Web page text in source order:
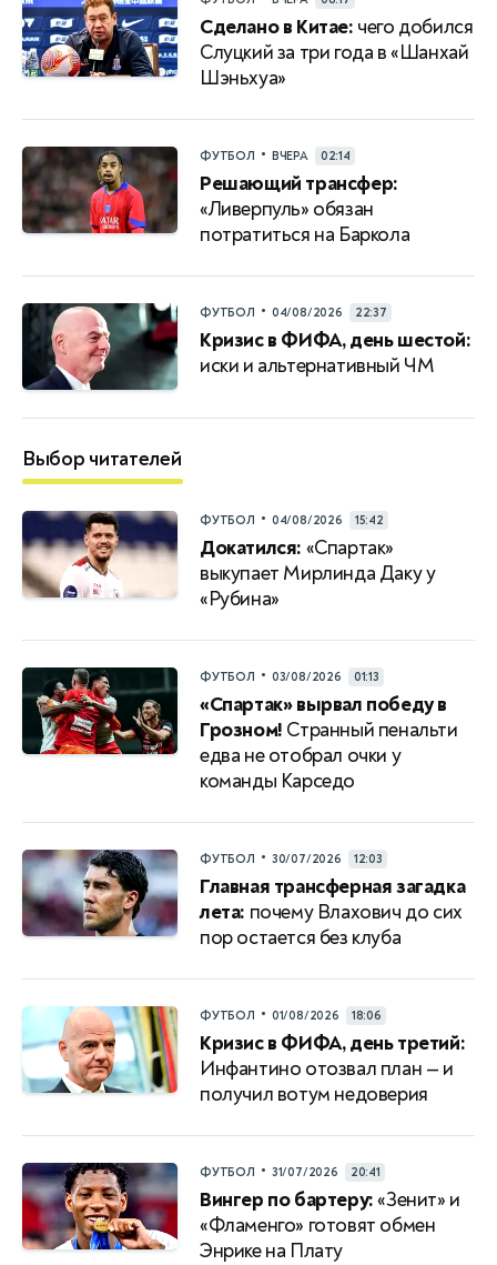
Сделано в Китае: чего добился
Слуцкий за три года в «Шанхай
Шэньхуа»
ФУТБОЛ • ВЧЕРА 02:14
Решающий трансфер:
«Ливерпуль» обязан
потратиться на Баркола
ФУТБОЛ • 04/08/2026 22:37
Кризис в ФИФА, день шестой:
иски и альтернативный ЧМ
Выбор читателей
ФУТБОЛ • 04/08/2026 15:42
Докатился: «Спартак»
выкупает Мирлинда Даку у
«Рубина»
ФУТБОЛ • 03/08/2026 01:13
«Спартак» вырвал победу в
Грозном! Странный пенальти
едва не отобрал очки у
команды Карседо
ФУТБОЛ • 30/07/2026 12:03
Главная трансферная загадка
лета: почему Влахович до сих
пор остается без клуба
ФУТБОЛ • 01/08/2026 18:06
Кризис в ФИФА, день третий:
Инфантино отозвал план — и
получил вотум недоверия
ФУТБОЛ • 31/07/2026 20:41
Вингер по бартеру:«Зенит» и
«Фламенго» готовят обмен
Энрике на Плату